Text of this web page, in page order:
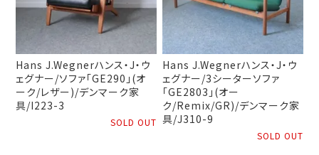
Hans J.Wegnerハンス・J・ウ
ェグナー/ソファ「GE290」(オ
ーク/レザー)/デンマーク家
具/I223-3
SOLD OUT
Hans J.Wegnerハンス・J・ウ
ェグナー/3シーターソファ
「GE2803」(オー
ク/Remix/GR)/デンマーク家
具/J310-9
SOLD OUT